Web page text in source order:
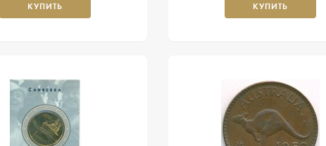
КУПИТЬ КУПИТЬ